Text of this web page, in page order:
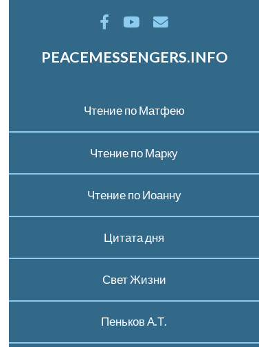
PEACEMESSENGERS.INFO
Чтение по Матфею
Чтение по Марку
Чтение по Иоанну
Цитата дня
Свет Жизни
Пеньков А.Т.